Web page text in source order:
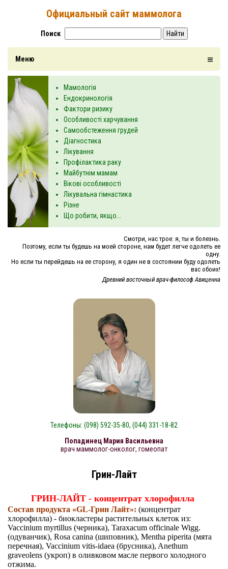
Официальный сайт маммолога
Поиск Найти
Меню
Мамологія
Ендокринологія
Фактори ризику
Особливості харчування
Самообстеження грудей
Діагностика
Лікування
Профілактика раку
Майбутнім мамам
Вікові особливості
Лікувальна гімнастика
Різне
Що робити, якщо...
Смотри, нас трое: я, ты и болезнь.
Поэтому, если ты будешь на моей стороне, нам будет легче одолеть ее
одну.
Но если ты перейдешь на ее сторону, я один не в состоянии буду одолеть
вас обоих!
Древний восточный врач-философ Авиценна
Телефоны: (098) 592-35-80, (044) 331-18-82
Попадинец Мария Васильевна
врач маммолог-онколог, гомеопат
Грин-Лайт
ГРИН-ЛАЙТ - концентрат хлорофилла
Состав продукта «GL-Грин Лайт»: (концентрат
хлорофилла) - биокластеры растительных клеток из:
Vaccinium myrtillus (черника), Taraxacum officinale Wigg.
(одуванчик), Rosa canina (шиповник), Mentha piperita (мята
перечная), Vaccinium vitis-idaea (брусника), Anethum
graveolens (укроп) в оливковом масле первого холодного
отжима.